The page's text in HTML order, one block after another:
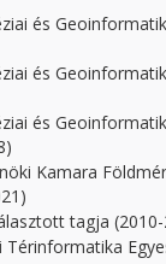
és
és
és
Kamara
tagja
Térinformatika